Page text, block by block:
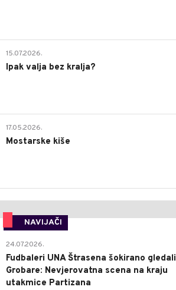
15.07.2026.
Ipak valja bez kralja?
17.05.2026.
Mostarske kiše
NAVIJAČI
24.07.2026.
Fudbaleri UNA Štrasena šokirano gledali
Grobare: Nevjerovatna scena na kraju
utakmice Partizana